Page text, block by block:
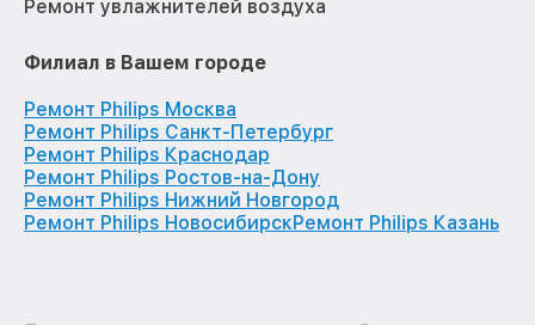
Ремонт увлажнителей воздуха
Филиал в Вашем городе
Ремонт Philips Москва
Ремонт Philips Санкт-Петербург
Ремонт Philips Краснодар
Ремонт Philips Ростов-на-Дону
Ремонт Philips Нижний Новгород
Ремонт Philips НовосибирскРемонт Philips Казань